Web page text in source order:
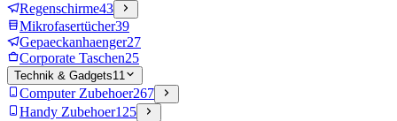
Regenschirme43
Mikrofasertücher39
Gepaeckanhaenger27
Corporate Taschen25
Technik & Gadgets11
Computer Zubehoer267
Handy Zubehoer125